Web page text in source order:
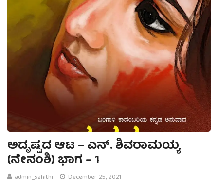
ಅದೃಷ್ಟದ ಆಟ – ಎನ್. ಶಿವರಾಮಯ್ಯ
(ನೇನಂಶಿ) ಭಾಗ – 1
admin_sahithi December 25, 2021